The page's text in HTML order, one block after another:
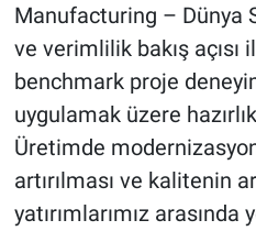
Manufacturing – Dünya
ve verimlilik bakış açısı
benchmark proje
uygulamak üzere
Üretimde
artırılması ve kalitenin
yatırımlarımız